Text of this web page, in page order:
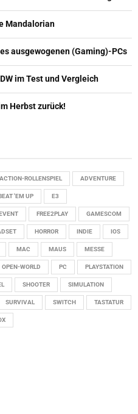
Mandalorian
ausgewogenen (Gaming)-PCs
im Test und Vergleich
Herbst zurück!
ACTION-ROLLENSPIEL ADVENTURE
'EM UP E3
FREE2PLAY GAMESCOM
HORROR INDIE IOS
MAC MAUS MESSE
OPEN-WORLD PC PLAYSTATION
SHOOTER SIMULATION
SURVIVAL SWITCH TASTATUR